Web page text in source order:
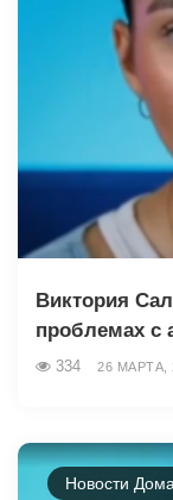
Виктория
проблемах с
334 26 МАРТА,
Новости